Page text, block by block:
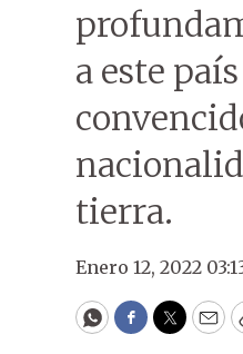
a este
tierra.
Enero 12, 2022
WhatsApp
Facebook
Twitter